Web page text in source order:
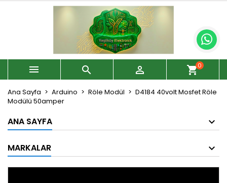
   shopping_cart0
Ana Sayfa Arduino Röle Modül
D4184 40volt Mosfet Röle
Modülü 50amper
ANA SAYFA
MARKALAR